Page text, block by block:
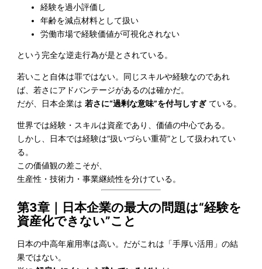
経験を過小評価し
年齢を減点材料として扱い
労働市場で経験価値が可視化されない
という完全な逆走行為が是とされている。
若いこと自体は罪ではない。同じスキルや経験なのであれ
ば、若さにアドバンテージがあるのは確かだ。
だが、日本企業は若さに“過剰な意味”を付与しすぎ ている。
世界では経験・スキルは資産であり、価値の中心である。
しかし、日本では経験は“扱いづらい重荷”として扱われてい
る。
この価値観の差こそが、
生産性・技術力・事業継続性を分けている。
第3章｜日本企業の最大の問題は“経験を
資産化できない”こと
日本の中高年雇用率は高い。だがこれは「手厚い活用」の結
果ではない。